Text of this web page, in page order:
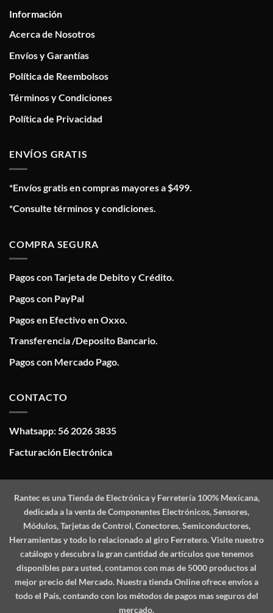
Información
Acerca de Nosotros
Envíos y Garantías
Política de Reembolsos
Términos y Condiciones
Política de Privacidad
ENVÍOS GRATIS
*Envíos gratis en compras mayores a $499.
*Consulte términos y condiciones.
COMPRA SEGURA
Pagos con Tarjeta de Debito y Crédito.
Pagos con PayPal
Pagos en Efectivo en Oxxo.
Transferencia /Deposito Bancario.
Pagos con Mercado Pago.
CONTACTO
Whatsapp: 56 2026 3835
Facturación Electrónica
Ranteces una Tienda de Electrónica y Ferretería 100% Mexicana,
dedicada a la venta de Componentes Electrónicos, Sensores,
Módulos, Tarjetas de Control, Conectores, Semiconductores,
Herramientas y todo lo relacionado al giro Ferretero. Visite nuestro
catálogo y descubra la gran cantidad de artículos que tenemos
disponibles para usted, contamos con mas de 5000 productos al
mejor precio del Mercado. Nuestra tienda Online ofrece envíos a
todo el País, contando con los métodos de pagos mas seguros del
mercado.